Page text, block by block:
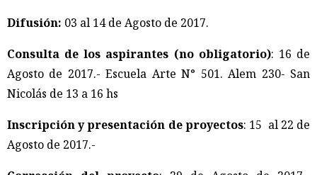
Difusión: 03 al 14 de Agosto de 2017.
Consulta de los aspirantes (no obligatorio): 16 de
Agosto de 2017.- Escuela Arte N° 501. Alem 230- San
Nicolás de 13 a 16 hs
Inscripción y presentación de proyectos: 15 al 22 de
Agosto de 2017.-